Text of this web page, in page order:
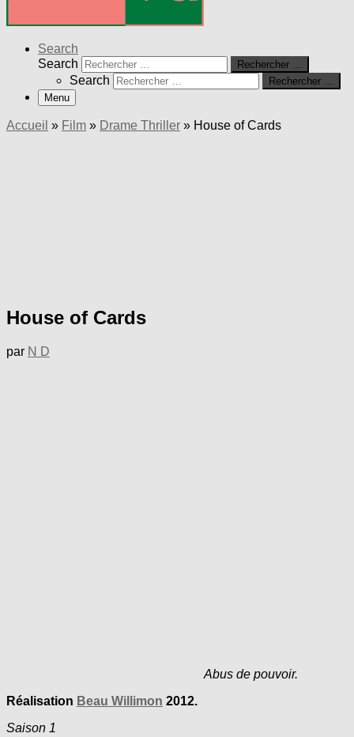
Search
Search
Rechercher …
Search
Rechercher …
Menu
Accueil » Film » Drame Thriller » House of Cards
House of Cards
par N D
Abus de pouvoir.
Réalisation Beau Willimon 2012.
Saison 1